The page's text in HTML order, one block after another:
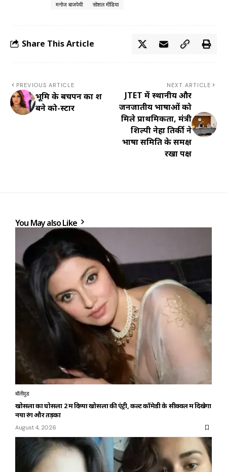
मनोज बाजपेयी
सोशल मीडिया
Share This Article
PREVIOUS ARTICLE
भूमि के बचपन का क्रश
बने को-स्टार
NEXT ARTICLE
JTET में स्थानीय और
जनजातीय भाषाओं को
मिले प्राथमिकता, मंत्री
शिल्पी नेहा तिर्की ने
भाषा समिति के समक्ष
रखा पक्ष
You May also Like
बॉलीवुड
खोसला का घोसला 2 में दिव्या खोसला की एंट्री, कल्ट कॉमेडी के सीक्वल में दिखेगा
नया रंग और तड़का
August 4, 2026